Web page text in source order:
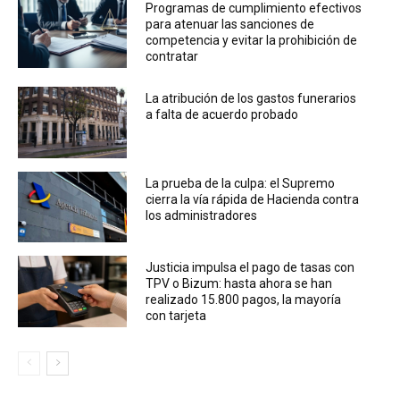
Programas de cumplimiento efectivos
para atenuar las sanciones de
competencia y evitar la prohibición de
contratar
La atribución de los gastos funerarios
a falta de acuerdo probado
La prueba de la culpa: el Supremo
cierra la vía rápida de Hacienda contra
los administradores
Justicia impulsa el pago de tasas con
TPV o Bizum: hasta ahora se han
realizado 15.800 pagos, la mayoría
con tarjeta